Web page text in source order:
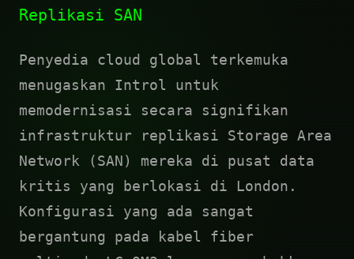
Replikasi SAN
Penyedia cloud global terkemuka
menugaskan Introl untuk
memodernisasi secara signifikan
infrastruktur replikasi Storage Area
Network (SAN) mereka di pusat data
kritis yang berlokasi di London.
Konfigurasi yang ada sangat
bergantung pada kabel fiber